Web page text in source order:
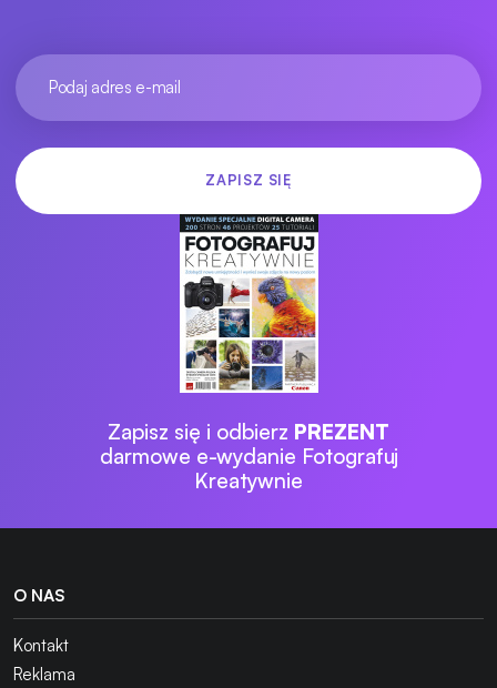
Zapisz się i odbierz PREZENT
darmowe e-wydanie Fotografuj
Kreatywnie
O NAS
Kontakt
Reklama